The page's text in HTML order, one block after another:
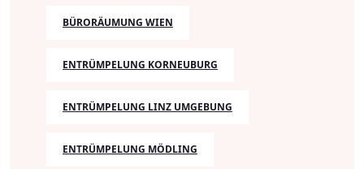
BÜRORÄUMUNG WIEN
ENTRÜMPELUNG KORNEUBURG
ENTRÜMPELUNG LINZ UMGEBUNG
ENTRÜMPELUNG MÖDLING